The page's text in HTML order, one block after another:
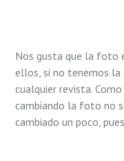
Nos gusta que la foto
ellos, si no tenemos la
cualquier revista.
cambiando la foto no
cambiado un poco,